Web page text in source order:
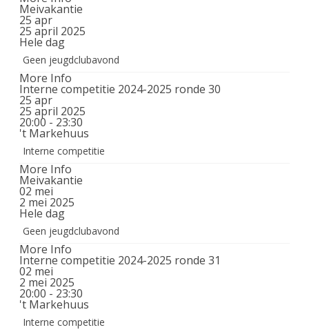
Meivakantie
25 apr
25 april 2025
Hele dag
Geen jeugdclubavond
More Info
Interne competitie 2024-2025 ronde 30
25 apr
25 april 2025
20:00 - 23:30
't Markehuus
Interne competitie
More Info
Meivakantie
02 mei
2 mei 2025
Hele dag
Geen jeugdclubavond
More Info
Interne competitie 2024-2025 ronde 31
02 mei
2 mei 2025
20:00 - 23:30
't Markehuus
Interne competitie